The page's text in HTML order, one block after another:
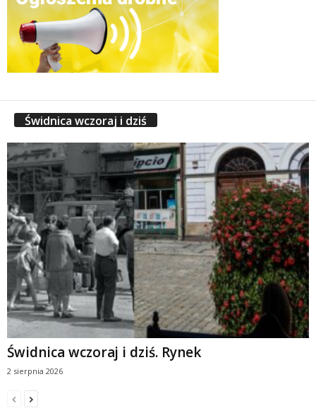
Świdnica wczoraj i dziś
Świdnica wczoraj i dziś. Rynek
2 sierpnia 2026